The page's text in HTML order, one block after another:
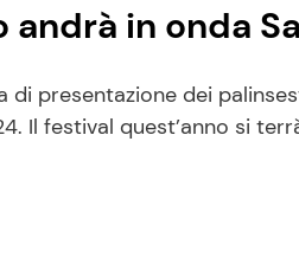
andrà in onda
di presentazione dei
Il festival quest’anno si